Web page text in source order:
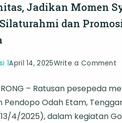
Jadikan Momen
dan
1April 14, 2025Write a Comment
– Ratusan pesepeda
Pendopo Odah Etam,
4/2025), dalam kegiatan